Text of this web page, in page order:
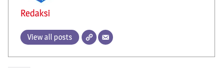
Redaksi
View all posts